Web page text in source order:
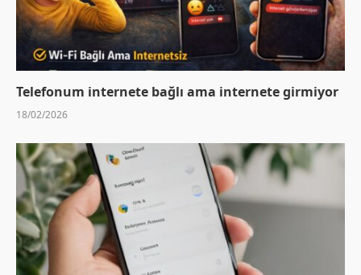
Telefonum internete bağlı ama internete girmiyor
18/02/2026